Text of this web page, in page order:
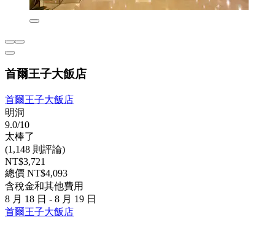
首爾王子大飯店
首爾王子大飯店
明洞
9.0/10
太棒了
(1,148 則評論)
NT$3,721
總價 NT$4,093
含稅金和其他費用
8 月 18 日 - 8 月 19 日
首爾王子大飯店